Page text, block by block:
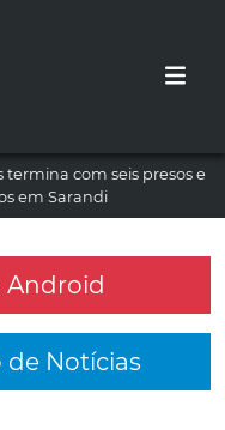
termina com seis presos e
em Sarandi
Android
de Notícias